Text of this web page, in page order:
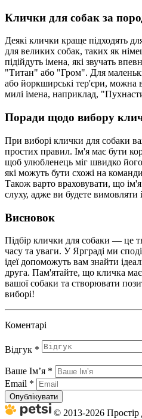
Клички для собак за
Деякі клички краще підходять
для великих собак, таких як
підійдуть імена, які звучать
"Титан" або "Гром". Для
або йоркширські тер'єри, можна
милі імена, наприклад,
Поради щодо вибору
При виборі клички для собаки
простих правил. Ім'я має бути
щоб улюбленець міг швидко
які можуть бути схожі на
Також варто враховувати, що
слуху, адже ви будете вимовляти
Висновок
Підбір клички для собаки — це
часу та уваги. У Ярграді ми
ідеї допоможуть вам знайти
друга. Пам'ятайте, що кличка має
вашої собаки та створювати
виборі!
Коментарі
Відгук *
Ваше Імʼя *
Email *
Опублікувати
© 2013-2026 Простір